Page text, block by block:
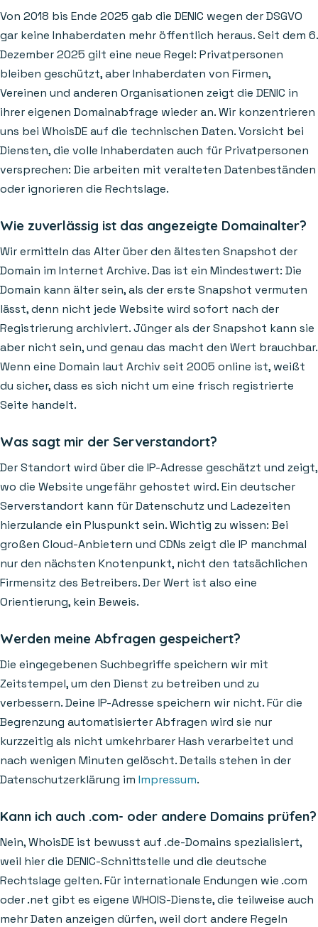
Von 2018 bis Ende 2025 gab die DENIC wegen der DSGVO
gar keine Inhaberdaten mehr öffentlich heraus. Seit dem 6.
Dezember 2025 gilt eine neue Regel: Privatpersonen
bleiben geschützt, aber Inhaberdaten von Firmen,
Vereinen und anderen Organisationen zeigt die DENIC in
ihrer eigenen Domainabfrage wieder an. Wir konzentrieren
uns bei WhoisDE auf die technischen Daten. Vorsicht bei
Diensten, die volle Inhaberdaten auch für Privatpersonen
versprechen: Die arbeiten mit veralteten Datenbeständen
oder ignorieren die Rechtslage.
Wie zuverlässig ist das angezeigte Domainalter?
Wir ermitteln das Alter über den ältesten Snapshot der
Domain im Internet Archive. Das ist ein Mindestwert: Die
Domain kann älter sein, als der erste Snapshot vermuten
lässt, denn nicht jede Website wird sofort nach der
Registrierung archiviert. Jünger als der Snapshot kann sie
aber nicht sein, und genau das macht den Wert brauchbar.
Wenn eine Domain laut Archiv seit 2005 online ist, weißt
du sicher, dass es sich nicht um eine frisch registrierte
Seite handelt.
Was sagt mir der Serverstandort?
Der Standort wird über die IP-Adresse geschätzt und zeigt,
wo die Website ungefähr gehostet wird. Ein deutscher
Serverstandort kann für Datenschutz und Ladezeiten
hierzulande ein Pluspunkt sein. Wichtig zu wissen: Bei
großen Cloud-Anbietern und CDNs zeigt die IP manchmal
nur den nächsten Knotenpunkt, nicht den tatsächlichen
Firmensitz des Betreibers. Der Wert ist also eine
Orientierung, kein Beweis.
Werden meine Abfragen gespeichert?
Die eingegebenen Suchbegriffe speichern wir mit
Zeitstempel, um den Dienst zu betreiben und zu
verbessern. Deine IP-Adresse speichern wir nicht. Für die
Begrenzung automatisierter Abfragen wird sie nur
kurzzeitig als nicht umkehrbarer Hash verarbeitet und
nach wenigen Minuten gelöscht. Details stehen in der
Datenschutzerklärung im Impressum.
Kann ich auch .com- oder andere Domains prüfen?
Nein, WhoisDE ist bewusst auf .de-Domains spezialisiert,
weil hier die DENIC-Schnittstelle und die deutsche
Rechtslage gelten. Für internationale Endungen wie .com
oder .net gibt es eigene WHOIS-Dienste, die teilweise auch
mehr Daten anzeigen dürfen, weil dort andere Regeln